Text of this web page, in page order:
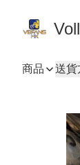
商品 送貨